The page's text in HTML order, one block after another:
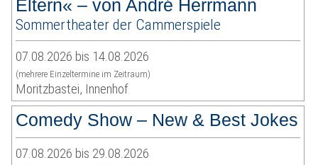
Eltern« – von André Herrmann
Sommertheater der Cammerspiele
07.08.2026 bis 14.08.2026
(mehrere Einzeltermine im Zeitraum)
Moritzbastei, Innenhof
Comedy Show – New & Best Jokes
07.08.2026 bis 29.08.2026